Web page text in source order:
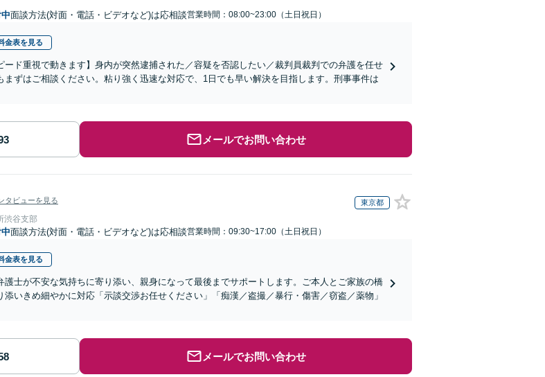
面談方法(対面・電話・ビデオなど)は応相談営業時間：08:00~23:00（土日祝日）
金表を見る
ード重視で動きます】身内が突然逮捕された／容疑を否認したい／裁判員裁判での弁護を任せ
まずはご相談ください。粘り強く迅速な対応で、1日でも早い解決を目指します。刑事事件は
メールでお問い合わせ
タビューを見る 東京都
渋谷支部
面談方法(対面・電話・ビデオなど)は応相談営業時間：09:30~17:00（土日祝日）
金表を見る
護士が不安な気持ちに寄り添い、親身になって最後までサポートします。ご本人とご家族の橋
いきめ細やかに対応「示談交渉お任せください」「痴漢／盗撮／暴行・傷害／窃盗／薬物」
メールでお問い合わせ